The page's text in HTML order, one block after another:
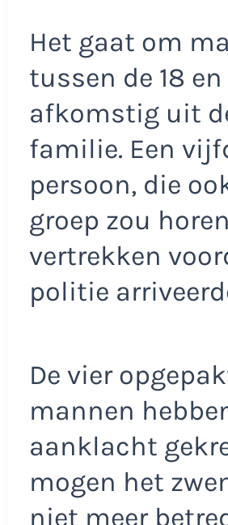
Het gaat om
tussen de 18
afkomstig uit
familie. Een
persoon, die
groep zou
vertrekken
politie
De vier
mannen
aanklacht
mogen het
niet meer